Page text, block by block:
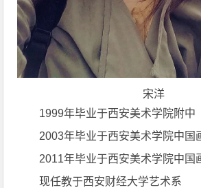
宋洋
1999年毕业于西安美术学院附中
2003年毕业于西安美术学院中国
2011年毕业于西安美术学院中国
现任教于西安财经大学艺术系